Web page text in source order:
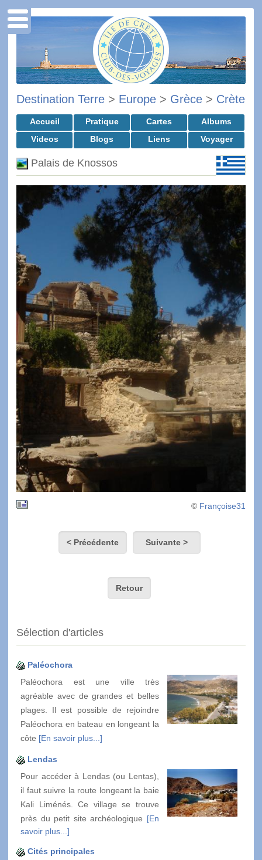
Destination Terre > Europe > Grèce > Crète
Accueil Pratique Cartes
Albums
Videos
Blogs Liens Voyager
Palais de Knossos
© Françoise31
< Précédente Suivante >
Retour
Sélection d'articles
Paléochora
Paléochora est une ville très
agréable avec de grandes et belles
plages. Il est possible de rejoindre
Paléochora en bateau en longeant la
côte [En savoir plus...]
Lendas
Pour accéder à Lendas (ou Lentas),
il faut suivre la route longeant la baie
Kali Liménés. Ce village se trouve
près du petit site archéologique [En
savoir plus...]
Cités principales